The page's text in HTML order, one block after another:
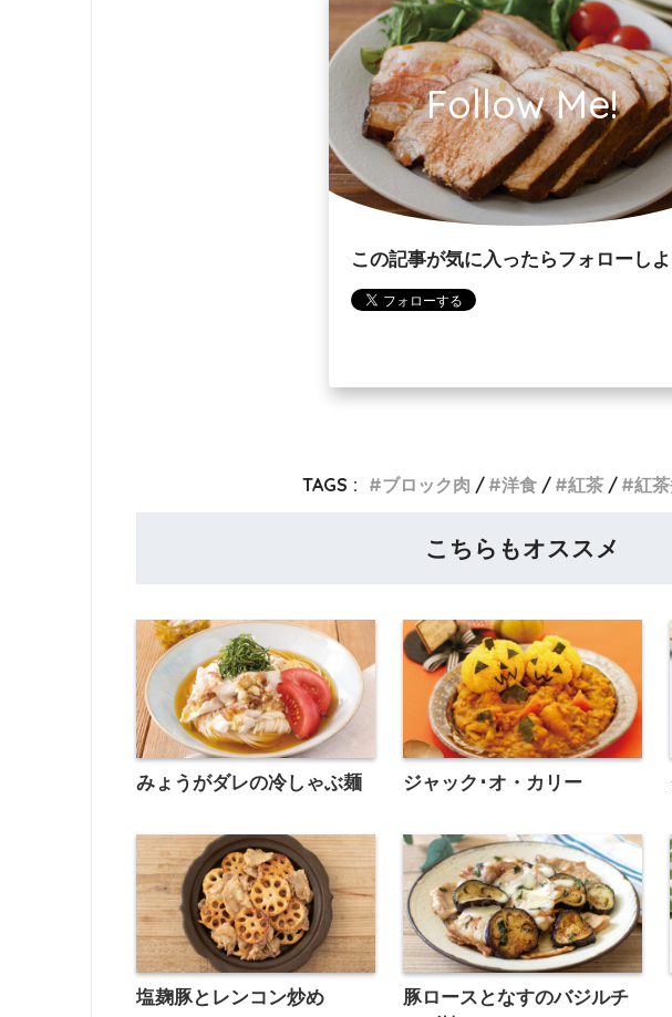
Follow Me!
この記事が気に入ったらフォローしよ
TAGS :
ブロック肉 洋食 紅茶 紅
こちらもオススメ
みょうがダレの冷しゃぶ麺 ジャック･オ・カリー
塩麹豚とレンコン炒め
豚ロースとなすのバジルチ